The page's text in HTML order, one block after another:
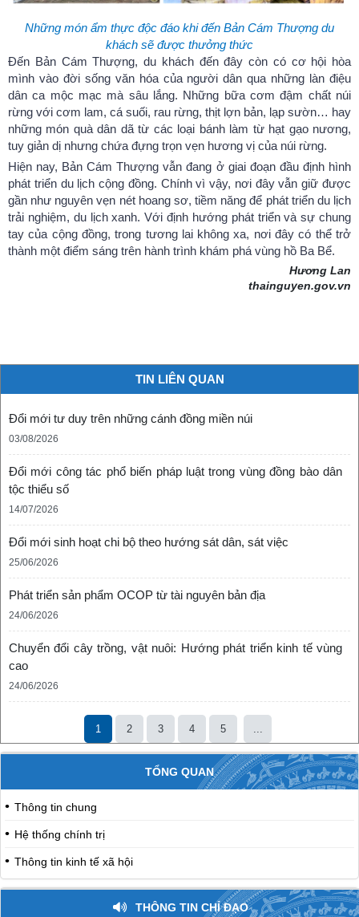
Những món ẩm thực độc đáo khi đến Bản Cám Thượng du
khách sẽ được thưởng thức
Đến Bản Cám Thượng, du khách đến đây còn có cơ hội hòa
mình vào đời sống văn hóa của người dân qua những làn điệu
dân ca mộc mạc mà sâu lắng. Những bữa cơm đậm chất núi
rừng với cơm lam, cá suối, rau rừng, thịt lợn bản, lạp sườn… hay
những món quà dân dã từ các loại bánh làm từ hạt gạo nương,
tuy giản dị nhưng chứa đựng trọn vẹn hương vị của núi rừng.
Hiện nay, Bản Cám Thượng vẫn đang ở giai đoạn đầu định hình
phát triển du lịch cộng đồng. Chính vì vậy, nơi đây vẫn giữ được
gần như nguyên vẹn nét hoang sơ, tiềm năng để phát triển du lịch
trải nghiệm, du lịch xanh. Với định hướng phát triển và sự chung
tay của cộng đồng, trong tương lai không xa, nơi đây có thể trở
thành một điểm sáng trên hành trình khám phá vùng hồ Ba Bể.
Hương Lan
thainguyen.gov.vn
TIN LIÊN QUAN
Đổi mới tư duy trên những cánh đồng miền núi
03/08/2026
Đổi mới công tác phổ biến pháp luật trong vùng đồng bào dân
tộc thiểu số
14/07/2026
Đổi mới sinh hoạt chi bộ theo hướng sát dân, sát việc
25/06/2026
Phát triển sản phẩm OCOP từ tài nguyên bản địa
24/06/2026
Chuyển đổi cây trồng, vật nuôi: Hướng phát triển kinh tế vùng
cao
24/06/2026
1 2 3 4 5
TỔNG QUAN
Thông tin chung
Hệ thống chính trị
Thông tin kinh tế xã hội
THÔNG TIN CHỈ ĐẠO